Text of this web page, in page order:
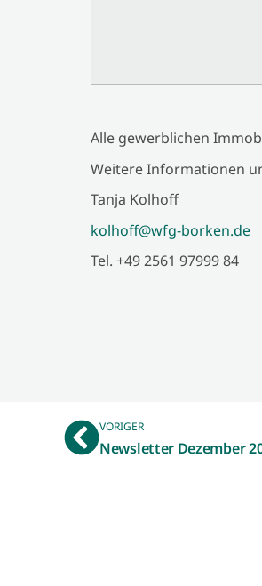
Alle gewerblichen
Weitere Informationen
Tanja Kolhoff
kolhoff@wfg-borken.de
Tel. +49 2561 97999 84
VORIGER
Newsletter Dezember